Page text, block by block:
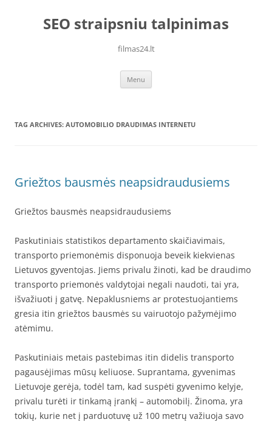
contentSEO straipsniu talpinimas
filmas24.lt
Menu
TAG ARCHIVES: AUTOMOBILIO DRAUDIMAS INTERNETU
Griežtos bausmės neapsidraudusiems
Griežtos bausmės neapsidraudusiems
Paskutiniais statistikos departamento skaičiavimais,
transporto priemonėmis disponuoja beveik kiekvienas
Lietuvos gyventojas. Jiems privalu žinoti, kad be draudimo
transporto priemonės valdytojai negali naudoti, tai yra,
išvažiuoti į gatvę. Nepaklusniems ar protestuojantiems
gresia itin griežtos bausmės su vairuotojo pažymėjimo
atėmimu.
Paskutiniais metais pastebimas itin didelis transporto
pagausėjimas mūsų keliuose. Suprantama, gyvenimas
Lietuvoje gerėja, todėl tam, kad suspėti gyvenimo kelyje,
privalu turėti ir tinkamą įrankį – automobilį. Žinoma, yra
tokių, kurie net į parduotuvę už 100 metrų važiuoja savo